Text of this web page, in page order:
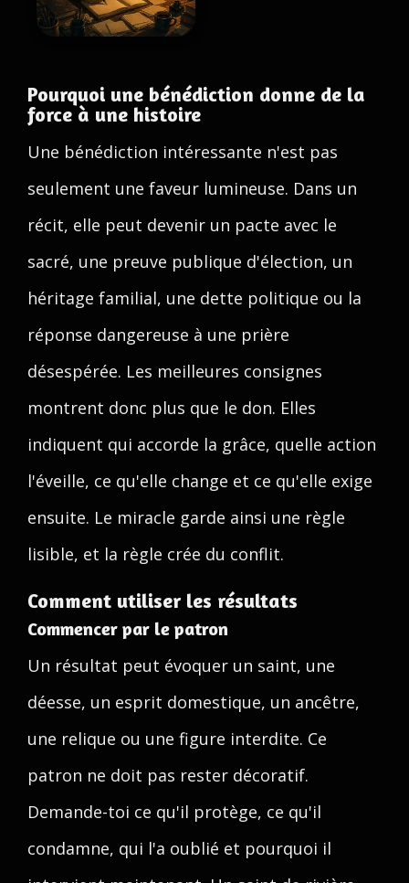
Pourquoi une bénédiction donne de la
force à une histoire
Une bénédiction intéressante n'est pas
seulement une faveur lumineuse. Dans un
récit, elle peut devenir un pacte avec le
sacré, une preuve publique d'élection, un
héritage familial, une dette politique ou la
réponse dangereuse à une prière
désespérée. Les meilleures consignes
montrent donc plus que le don. Elles
indiquent qui accorde la grâce, quelle action
l'éveille, ce qu'elle change et ce qu'elle exige
ensuite. Le miracle garde ainsi une règle
lisible, et la règle crée du conflit.
Comment utiliser les résultats
Commencer par le patron
Un résultat peut évoquer un saint, une
déesse, un esprit domestique, un ancêtre,
une relique ou une figure interdite. Ce
patron ne doit pas rester décoratif.
Demande-toi ce qu'il protège, ce qu'il
condamne, qui l'a oublié et pourquoi il